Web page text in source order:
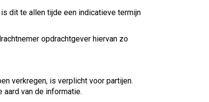
dit te allen tijde een indicatieve termijn
opdrachtgever hiervan zo
verkregen, is verplicht voor partijen.
van de informatie.